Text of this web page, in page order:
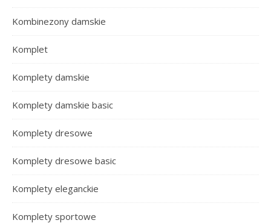
Kombinezony damskie
Komplet
Komplety damskie
Komplety damskie basic
Komplety dresowe
Komplety dresowe basic
Komplety eleganckie
Komplety sportowe